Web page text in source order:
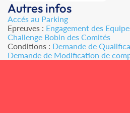
Autres infos
Accés au Parking
Epreuves : Engagement des
Challenge Bobin des Comités
Conditions : Demande de
Demande de Modification de